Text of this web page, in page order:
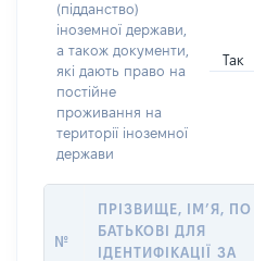
(підданство)
іноземної держави,
а також документи,
які дають право на
постійне
проживання на
території іноземної
держави
Так
№
ПРІЗВИЩЕ, ІМ’Я, ПО
БАТЬКОВІ ДЛЯ
ІДЕНТИФІКАЦІЇ ЗА